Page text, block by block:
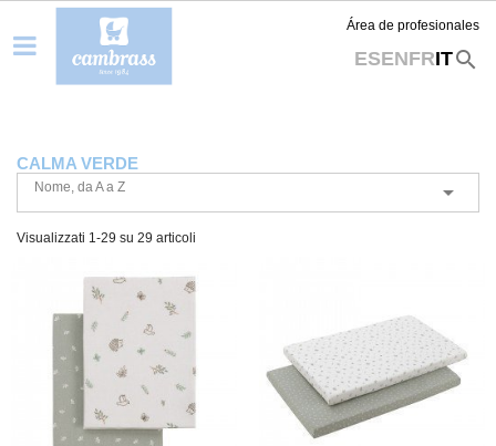
Área de profesionales
ESENFRITsearch
CALMA VERDE
Nome, da A a Z 
Visualizzati 1-29 su 29 articoli